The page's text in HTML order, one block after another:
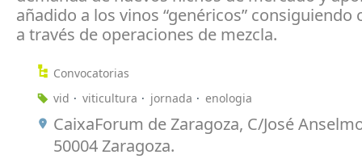
añadido a los vinos “genéricos” consiguiendo
a través de operaciones de mezcla.
Convocatorias
vid
viticultura jornada enologia
CaixaForum de Zaragoza, C/José
50004 Zaragoza.